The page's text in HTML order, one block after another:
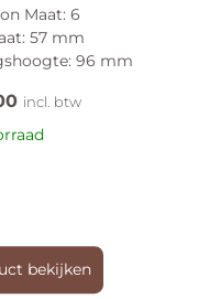
Maat: 6
57 mm
96 mm
incl. btw
bekijken